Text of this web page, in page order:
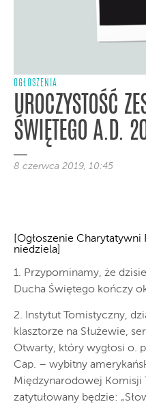
OGŁOSZENIA
UROCZYSTOŚĆ
ŚWIĘTEGO A.D.
8 czerwca 2019, 10:45
[Ogłoszenie
niedziela]
1. Przypominamy, że
Ducha Świętego kończy
2. Instytut Tomistyczny,
klasztorze na Służewie,
Otwarty, który wygłosi o.
Cap. – wybitny
Międzynarodowej Komisji
zatytułowany będzie: